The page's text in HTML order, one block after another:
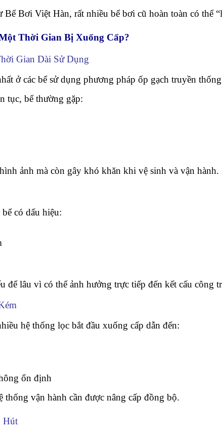
Bể Bơi Việt Hàn, rất nhiều bể bơi cũ hoàn toàn có thể
Thời Gian Bị Xuống Cấp?
Gian Dài Sử Dụng
ở các bể sử dụng phương pháp ốp gạch truyền
tục, bể thường gặp:
ảnh mà còn gây khó khăn khi vệ sinh và vận hành.
có dấu hiệu:
để lâu vì có thể ảnh hưởng trực tiếp đến kết cấu công
hệ thống lọc bắt đầu xuống cấp dẫn đến:
ổn định
thống vận hành cần được nâng cấp đồng bộ.
Hút